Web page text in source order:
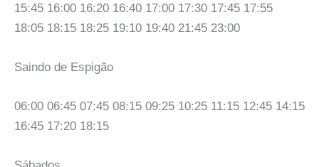
15:45 16:00 16:20 16:40 17:00 17:30 17:45 17:55
18:05 18:15 18:25 19:10 19:40 21:45 23:00
Saindo de Espigão
06:00 06:45 07:45 08:15 09:25 10:25 11:15 12:45 14:15
16:45 17:20 18:15